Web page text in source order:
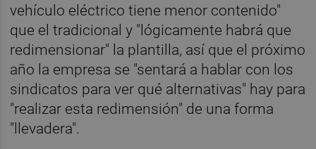
vehículo eléctrico tiene menor contenido"
que el tradicional y "lógicamente habrá que
redimensionar" la plantilla, así que el próximo
año la empresa se "sentará a hablar con los
sindicatos para ver qué alternativas" hay para
"realizar esta redimensión" de una forma
"llevadera".